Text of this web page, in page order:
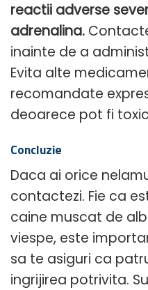
reactii adverse
adrenalina.
inainte de a
Evita alte
recomandate
deoarece pot fi
Concluzie
Daca ai orice
contactezi. Fie ca
caine muscat de
viespe, este
sa te asiguri ca
ingrijirea potrivita.